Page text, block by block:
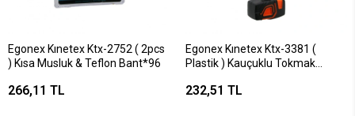
Egonex Kınetex Ktx-2752 ( 2pcs
) Kısa Musluk & Teflon Bant*96
266,11 TL
Egonex Kınetex Ktx-3381 (
Plastik ) Kauçuklu Tokmak
232,51 TL